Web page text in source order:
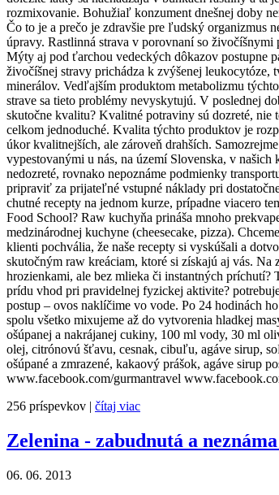
rozmixovanie. Bohužiaľ konzument dnešnej doby
Čo to je a prečo je zdravšie pre ľudský organizmus
úpravy. Rastlinná strava v porovnaní so
Mýty aj pod ťarchou vedeckých dôkazov postupne
živočíšnej stravy prichádza k zvýšenej
minerálov. Vedľajším produktom metabolizmu
strave sa tieto problémy nevyskytujú. V poslednej
skutočne kvalitu? Kvalitné potraviny sú dozreté, nie
celkom jednoduché. Kvalita týchto produktov je
úkor kvalitnejších, ale zároveň drahších.
vypestovanými u nás, na území Slovenska, v
nedozreté, rovnako nepoznáme podmienky
pripraviť za prijateľné vstupné náklady pri
chutné recepty na jednom kurze, prípadne viacero
Food School? Raw kuchyňa prináša mnoho
medzinárodnej kuchyne (cheesecake, pizza).
klienti pochvália, že naše recepty si vyskúšali a
skutočným raw kreáciam, ktoré si získajú aj vás.
hrozienkami, ale bez mlieka či instantných
prídu vhod pri pravidelnej fyzickej aktivite?
postup – ovos naklíčime vo vode. Po 24 hodinách
spolu všetko mixujeme až do vytvorenia hladkej
ošúpanej a nakrájanej cukiny, 100 ml vody, 30 ml
olej, citrónovú šťavu, cesnak, cibuľu, agáve sirup,
ošúpané a zmrazené, kakaový prášok, agáve sirup
www.facebook.com/gurmantravel
256 príspevkov | čítaj viac
Zelenina - zabudnutá a
06. 06. 2013